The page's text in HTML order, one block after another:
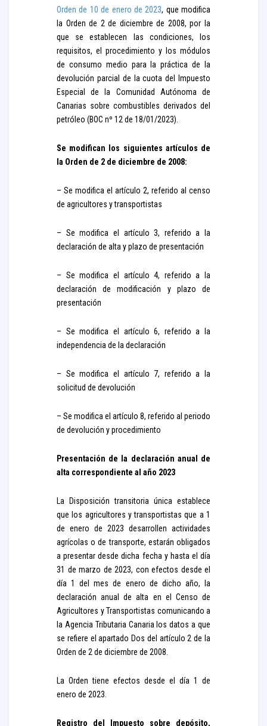
Orden de 10 de enero de 2023, que modifica
la Orden de 2 de diciembre de 2008, por la
que se establecen las condiciones, los
requisitos, el procedimiento y los módulos
de consumo medio para la práctica de la
devolución parcial de la cuota del Impuesto
Especial de la Comunidad Autónoma de
Canarias sobre combustibles derivados del
petróleo (BOC nº 12 de 18/01/2023).
Se modifican los siguientes artículos de
la Orden de 2 de diciembre de 2008:
– Se modifica el artículo 2, referido al censo
de agricultores y transportistas
– Se modifica el artículo 3, referido a la
declaración de alta y plazo de presentación
– Se modifica el artículo 4, referido a la
declaración de modificación y plazo de
presentación
– Se modifica el artículo 6, referido a la
independencia de la declaración
– Se modifica el artículo 7, referido a la
solicitud de devolución
– Se modifica el artículo 8, referido al periodo
de devolución y procedimiento
Presentación de la declaración anual de
alta correspondiente al año 2023
La Disposición transitoria única establece
que los agricultores y transportistas que a 1
de enero de 2023 desarrollen actividades
agrícolas o de transporte, estarán obligados
a presentar desde dicha fecha y hasta el día
31 de marzo de 2023, con efectos desde el
día 1 del mes de enero de dicho año, la
declaración anual de alta en el Censo de
Agricultores y Transportistas comunicando a
la Agencia Tributaria Canaria los datos a que
se refiere el apartado Dos del artículo 2 de la
Orden de 2 de diciembre de 2008.
La Orden tiene efectos desde el día 1 de
enero de 2023.
Registro del Impuesto sobre depósito,